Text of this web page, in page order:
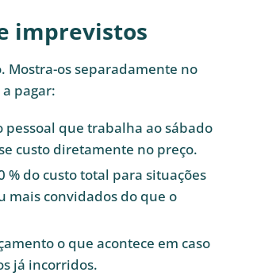
imprevistos
Mostra-os separadamente no
pagar:
pessoal que trabalha ao sábado
custo diretamente no preço.
% do custo total para situações
mais convidados do que o
o que acontece em caso
já incorridos.